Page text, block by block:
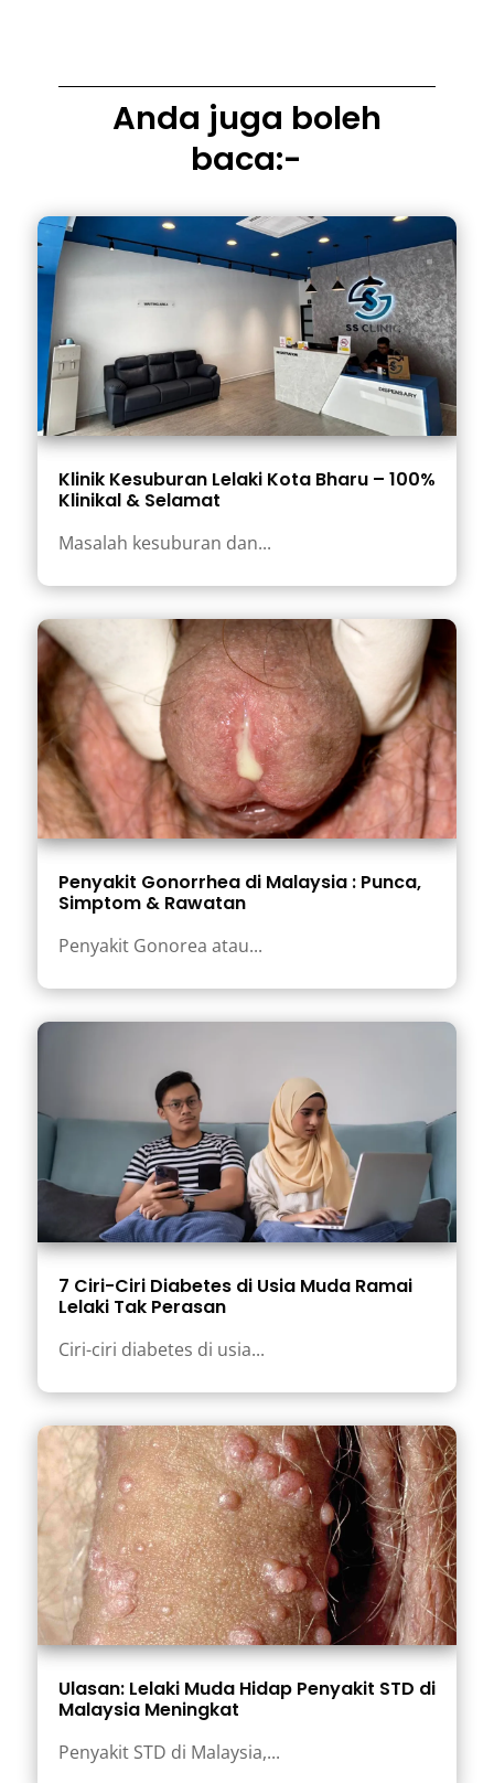
Anda juga boleh
baca:-
Klinik Kesuburan Lelaki Kota Bharu – 100%
Klinikal & Selamat
Masalah kesuburan dan...
Penyakit Gonorrhea di Malaysia : Punca,
Simptom & Rawatan
Penyakit Gonorea atau...
7 Ciri-Ciri Diabetes di Usia Muda Ramai
Lelaki Tak Perasan
Ciri-ciri diabetes di usia...
Ulasan: Lelaki Muda Hidap Penyakit STD di
Malaysia Meningkat
Penyakit STD di Malaysia,...